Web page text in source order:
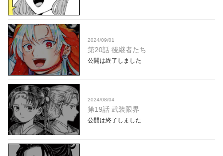
2024/09/01
第20話 後継者たち
公開は終了しました
2024/08/04
第19話 武装限界
公開は終了しました